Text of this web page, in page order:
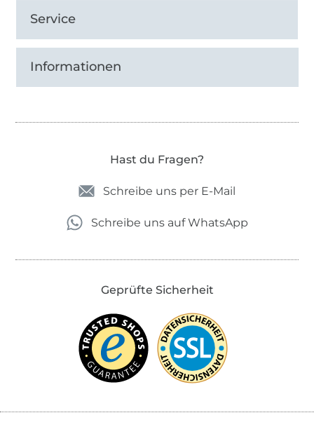
Service
Informationen
Hast du Fragen?
Schreibe uns per E-Mail
Schreibe uns auf WhatsApp
Geprüfte Sicherheit